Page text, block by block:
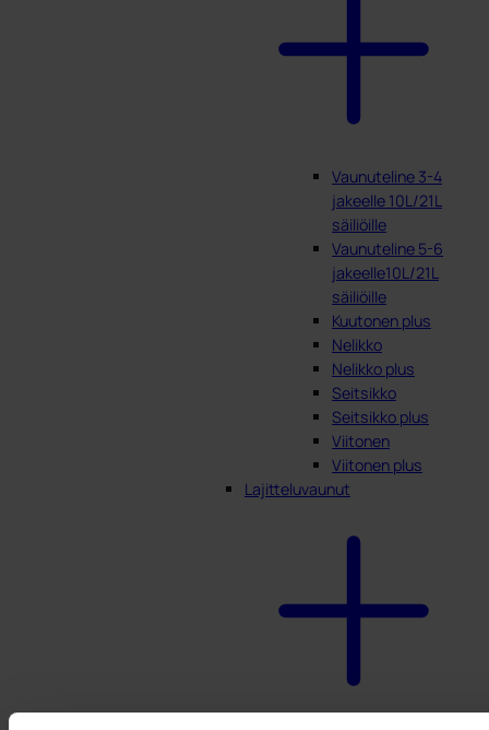
Vaunuteline 3-4
jakeelle 10L/21L
säiliöille
Vaunuteline 5-6
jakeelle10L/21L
säiliöille
Kuutonen plus
Nelikko
Nelikko plus
Seitsikko
Seitsikko plus
Viitonen
Viitonen plus
Lajitteluvaunut